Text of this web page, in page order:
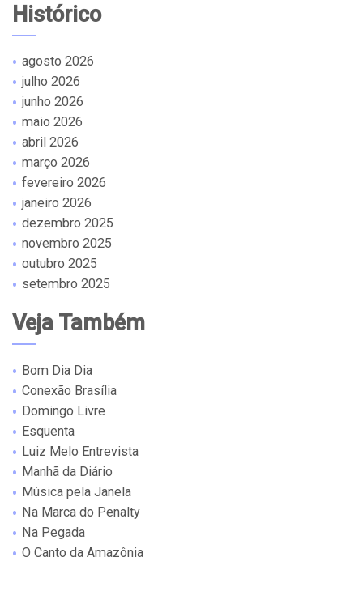
Histórico
agosto 2026
julho 2026
junho 2026
maio 2026
abril 2026
março 2026
fevereiro 2026
janeiro 2026
dezembro 2025
novembro 2025
outubro 2025
setembro 2025
Veja Também
Bom Dia Dia
Conexão Brasília
Domingo Livre
Esquenta
Luiz Melo Entrevista
Manhã da Diário
Música pela Janela
Na Marca do Penalty
Na Pegada
O Canto da Amazônia